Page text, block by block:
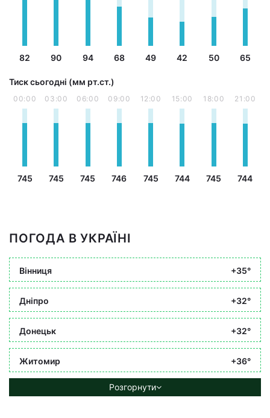
82 90 94 68 49 42 50 65
Тиск сьогодні (мм рт.ст.)
00:00
745
03:00
745
06:00
745
09:00
746
12:00
745
15:00
744
18:00
745
21:00
744
ПОГОДА В УКРАЇНІ
Вінниця +35°
Дніпро +32°
Донецьк +32°
Житомир +36°
Розгорнути